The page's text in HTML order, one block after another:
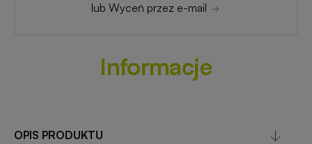
lub Wyceń przez e-mail
Informacje
OPIS PRODUKTU